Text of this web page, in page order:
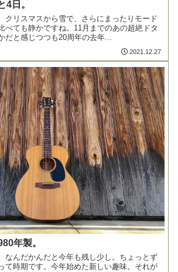
4日。
クリスマスから雪で、さらにまったりモード
べても静かですね。11月までのあの超絶ドタ
だと感じつつも20周年の去年...
2021.12.27
年製。
なんだかんだと今年も残し少し。ちょっとず
て時期です。今年始めた新しい趣味。それが